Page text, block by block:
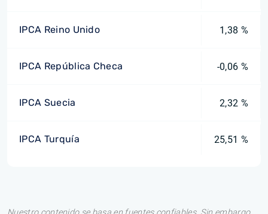
IPCA Reino Unido 1,38 %
IPCA República Checa -0,06 %
IPCA Suecia 2,32 %
IPCA Turquía 25,51 %